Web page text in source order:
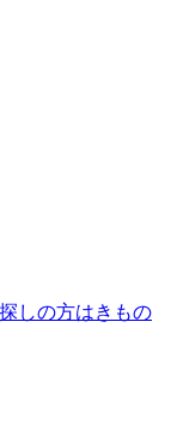
しの方はきもの